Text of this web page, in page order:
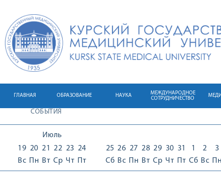
ГЛАВНАЯ ОБРАЗОВАНИЕ НАУКА
МЕЖДУНАРОДНОЕ
СОТРУДНИЧЕСТВО
СОБЫТИЯ
Июль
19
Вс
20
Пн
21
Вт
22
Ср
23
Чт
24
Пт
25
Сб
26
Вс
27
Пн
28
Вт
29
Ср
30
Чт
31
Пт
1
Сб
2
Вс
3